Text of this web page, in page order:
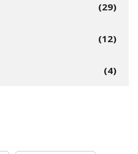
(29)
(12)
(4)